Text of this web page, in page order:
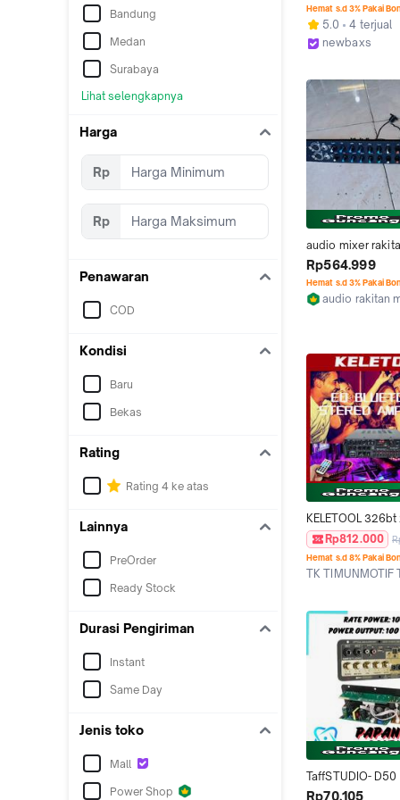
Bandung
Medan
Surabaya
Lihat selengkapnya
Harga
Rp
Rp
Penawaran
COD
Kondisi
Baru
Bekas
Rating
Rating 4 ke atas
Lainnya
PreOrder
Ready Stock
Durasi Pengiriman
Instant
Same Day
Jenis toko
Mall
Power Shop
audio murah
Mini 4-Saluran
4 channel murah
EQ Mikrofon
Bluetooth, MP3,
Hemat s.d 3% Pakai
5.0
4 terjual
newbaxs
audio mixer
deskripsi)
Rp564.999
Hemat s.d 3% Pakai
audio rakitan
KELETOOL
660bt ampli
equalizer Mini
amplifier Ampli
power sunbuck
powered 4400
amplifier
Mixer Audio Eq
streo amplifier
Rp812.000
Hemat s.d 8% Pakai
TK TIMUNMOTIF
TaffSTUDIO- D50
Audio Amplifier
Rp70.105